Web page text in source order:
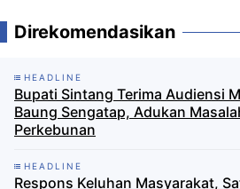
Direkomendasikan
HEADLINE
Bupati Sintang Terima Audiensi
Baung Sengatap, Adukan
Perkebunan
HEADLINE
Respons Keluhan Masyarakat,